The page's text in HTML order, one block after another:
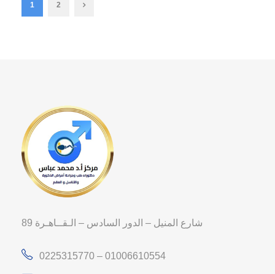
1 2
89 شارع المنيل – الدور السادس – الـقــاهـرة
0225315770 – 01006610554